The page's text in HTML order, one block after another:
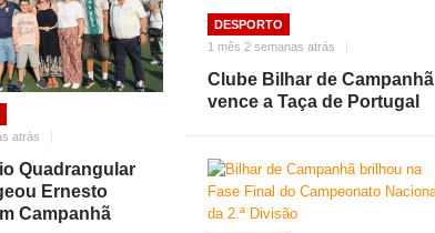
atrás
Quadrangular
Ernesto
Campanhã
DESPORTO
1 mês 2 semanas atrás
Clube Bilhar de Campanhã
vence a Taça de Portugal